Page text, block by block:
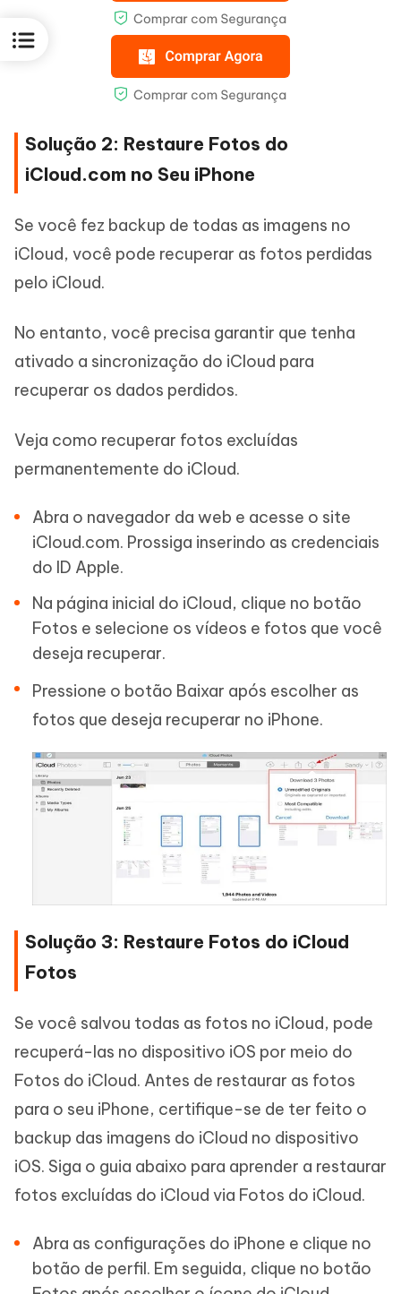
Solução 2: Restaure Fotos do
iCloud.com no Seu iPhone
Se você fez backup de todas as imagens no
iCloud, você pode recuperar as fotos perdidas
pelo iCloud.
No entanto, você precisa garantir que tenha
ativado a sincronização do iCloud para
recuperar os dados perdidos.
Veja como recuperar fotos excluídas
permanentemente do iCloud.
Abra o navegador da web e acesse o site
iCloud.com. Prossiga inserindo as credenciais
do ID Apple.
Na página inicial do iCloud, clique no botão
Fotos e selecione os vídeos e fotos que você
deseja recuperar.
Pressione o botão Baixar após escolher as
fotos que deseja recuperar no iPhone.
Solução 3: Restaure Fotos do iCloud
Fotos
Se você salvou todas as fotos no iCloud, pode
recuperá-las no dispositivo iOS por meio do
Fotos do iCloud. Antes de restaurar as fotos
para o seu iPhone, certifique-se de ter feito o
backup das imagens do iCloud no dispositivo
iOS. Siga o guia abaixo para aprender a restaurar
fotos excluídas do iCloud via Fotos do iCloud.
Abra as configurações do iPhone e clique no
botão de perfil. Em seguida, clique no botão